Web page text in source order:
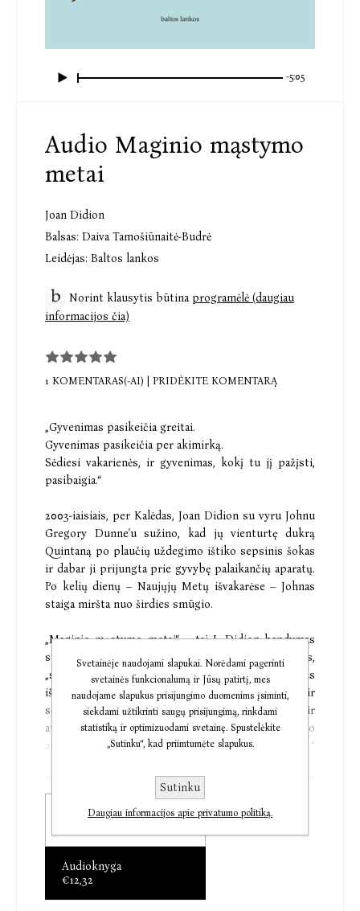
-5:05
Audio Maginio mąstymo
metai
Joan Didion
Balsas: Daiva Tamošiūnaitė-Budrė
Leidėjas: Baltos lankos
Norint klausytis būtinaprogramėlė (daugiau
informacijos čia)
1 KOMENTARAS(-AI) PRIDĖKITE KOMENTARĄ
„Gyvenimas pasikeičia greitai.
Gyvenimas pasikeičia per akimirką.
Sėdiesi vakarienės, ir gyvenimas, kokį tu jį pažįsti,
pasibaigia.“
2003-iaisiais, per Kalėdas, Joan Didion su vyru Johnu
Gregory Dunne'u sužino, kad jų vienturtę dukrą
Quintaną po plaučių uždegimo ištiko sepsinis šokas
ir dabar ji prijungta prie gyvybę palaikančių aparatų.
Po kelių dienų – Naujųjų Metų išvakarėse – Johnas
staiga miršta nuo širdies smūgio.
„Maginio mąstymo metai“ – tai J. Didion bandymas
suvokti pirmuosius metus po staigios netekties,
„savaites, paskui mėnesius, sugriovusius bet kokius
išankstinius įsitikinimus apie mirtį, ligą, tikimybę ir
sėkmę, apie laimę ir nelaimę, santuoką, vaikus ir
atmintį, apie sielvartą ir tai, kaip žmonės susitaiko
arba nesusitaiko su tuo, jog gyvenimas baigiasi...“
asmenišką, tačiau sykiu universalią bendro gyvenimo
aiškumu garsėjanti rašytoja leidžia mums stebėti,
kaip sielvartas aptemdo protą… Ji grįžta į praeitį,
Popierinė knyga
Audioknyga
€12,32
Svetainėje naudojami slapukai. Norėdami pagerinti
svetainės funkcionalumą ir Jūsų patirtį, mes
naudojame slapukus prisijungimo duomenims įsiminti,
siekdami užtikrinti saugų prisijungimą, rinkdami
statistiką ir optimizuodami svetainę. Spustelėkite
„Sutinku“, kad priimtumėte slapukus.
Sutinku
Daugiau informacijos apie privatumo politiką.